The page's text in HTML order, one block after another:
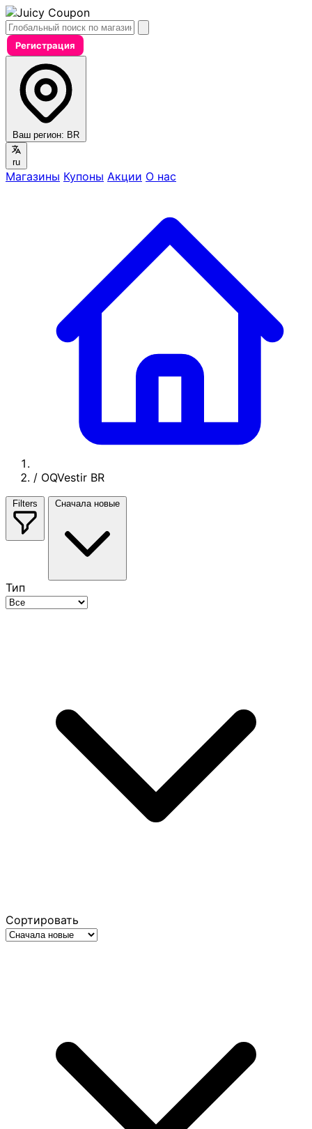
Регистрация
Ваш регион: BR
ru
Магазины Купоны Акции О нас
/ OQVestir BR
Filters Сначала новые
Тип
Сортировать